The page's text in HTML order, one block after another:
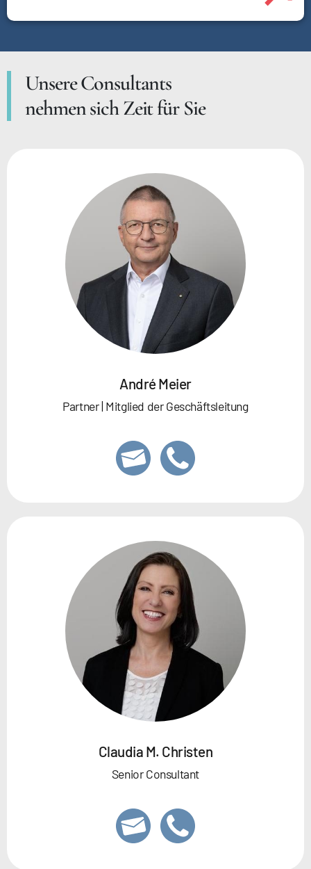
Unsere Consultants
nehmen sich Zeit für Sie
André Meier
Partner | Mitglied der Geschäftsleitung
Claudia M. Christen
Senior Consultant